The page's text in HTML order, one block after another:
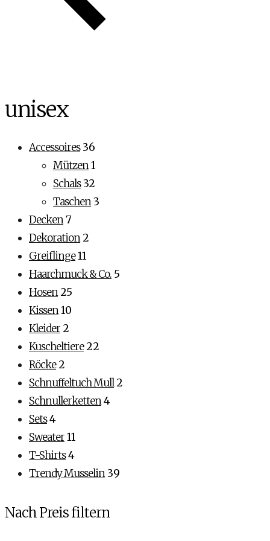
unisex
Accessoires36
Mützen1
Schals32
Taschen3
Decken7
Dekoration 2
Greiflinge11
Haarchmuck & Co. 5
Hosen 25
Kissen10
Kleider 2
Kuscheltiere 22
Röcke 2
Schnuffeltuch Mull 2
Schnullerketten4
Sets4
Sweater11
T-Shirts4
Trendy Musselin39
Nach Preis filtern